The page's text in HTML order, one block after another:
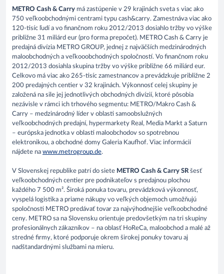
METRO Cash & Carry má zastúpenie v 29 krajinách sveta s viac ako
750 veľkoobchodnými centrami typu cash&carry. Zamestnáva viac ako
120-tisíc ľudí a vo finančnom roku 2012/2013 dosiahlo tržby vo výške
približne 31 miliárd eur (pro forma prepočet). METRO Cash & Carry je
predajná divízia METRO GROUP, jednej z najväčších medzinárodných
maloobchodných a veľkooobchodných spoločností. Vo finančnom roku
2012/2013 dosiahla skupina tržby vo výške približne 66 miliárd eur.
Celkovo má viac ako 265-tisíc zamestnancov a prevádzkuje približne 2
200 predajných centier v 32 krajinách. Výkonnosť celej skupiny je
založená na sile jej jednotlivých obchodných divízií, ktoré pôsobia
nezávisle v rámci ich trhového segmentu: METRO/Makro Cash &
Carry – medzinárodný líder v oblasti samoobslužných
veľkoobchodných predajní, hypermarkety Real, Media Markt a Saturn
– európska jednotka v oblasti maloobchodov so spotrebnou
elektronikou, a obchodné domy Galeria Kaufhof. Viac informácií
nájdete na www.metrogroup.de.
V Slovenskej republike patrí do siete METRO Cash & Carry SRšesť
veľkoobchodných centier pre podnikateľov s predajnou plochou
každého 7 500 m². Široká ponuka tovaru, prevádzková výkonnosť,
vyspelá logistika a priame nákupy vo veľkých objemoch umožňujú
spoločnosti METRO predávať tovar za najvýhodnejšie veľkoobchodné
ceny. METRO sa na Slovensku orientuje predovšetkým na tri skupiny
profesionálnych zákazníkov – na oblasť HoReCa, maloobchod a malé až
stredné firmy, ktoré podporuje okrem širokej ponuky tovaru aj
nadštandardnými službami na mieru.